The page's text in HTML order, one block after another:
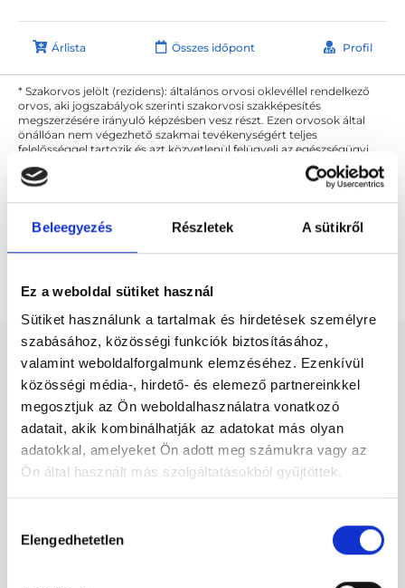
Beleegyezés Részletek A sütikről
Ez a weboldal sütiket használ
Sütiket használunk a tartalmak és hirdetések személyre
szabásához, közösségi funkciók biztosításához,
valamint weboldalforgalmunk elemzéséhez. Ezenkívül
közösségi média-, hirdető- és elemező partnereinkkel
megosztjuk az Ön weboldalhasználatra vonatkozó
adatait, akik kombinálhatják az adatokat más olyan
adatokkal, amelyeket Ön adott meg számukra vagy az
Ön által használt más szolgáltatásokból gyűjtöttek.
szabályzat:https://foglaljorvost.hu/info/foglaljorvost-
kiválasztása
Elengedhetetlen
Árlista Összes időpont Profil
* Szakorvos jelölt (rezidens): általános orvosi oklevéllel rendelkező
orvos, aki jogszabályok szerinti szakorvosi szakképesítés
megszerzésére irányuló képzésben vesz részt. Ezen orvosok által
önállóan nem végezhető szakmai tevékenységért teljes
felelősséggel tartozik és azt közvetlenül felügyeli az egészségügyi
szolgáltató szakorvosa az első részvizsgáig, utána pedig a
szakorvosjelölt önállóan láthat el feladatokat. A foglaljorvost.hu
felelősségét kizárja esetleges névazonosságért bármely szakorvos
és szakorvosjelölt esetén.
Fizioterapeuta - Fizioterápia
Fizioterápia TERÜLETHEZ KAPCSOLÓDÓ